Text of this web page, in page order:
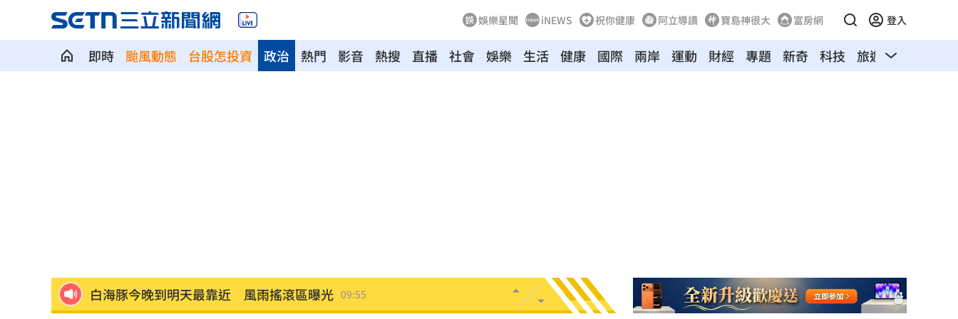
娛樂星聞 iNEWS 祝你健康 阿立導讀 寶島神很大 富房網 登入
即時 颱風動態 台股怎投資 熱門 影音 熱搜 直播
政治 社會 娛樂 生活 健康 國際 兩岸 運動 財經 專題 新奇 科技 旅遊 汽車
白海豚今晚到明天最靠近 風雨搖滾區曝光 09:55